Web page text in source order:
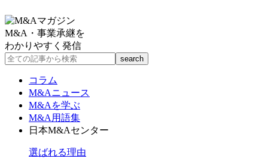
M&A・事業承継を
わかりやすく発信
コラム
M&Aニュース
M&Aを学ぶ
M&A用語集
日本M&Aセンター
選ばれる理由